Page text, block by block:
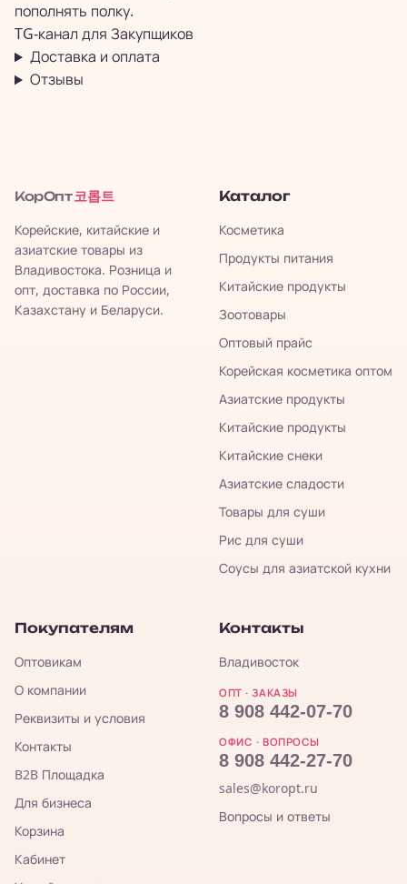
пополнять полку.
TG-канал для Закупщиков
Доставка и оплата
Отзывы
КорОпт 코롭트
Корейские, китайские и
азиатские товары из
Владивостока. Розница и
опт, доставка по России,
Казахстану и Беларуси.
Каталог
Косметика
Продукты питания
Китайские продукты
Зоотовары
Оптовый прайс
Корейская косметика оптом
Азиатские продукты
Китайские продукты
Китайские снеки
Азиатские сладости
Товары для суши
Рис для суши
Соусы для азиатской кухни
Покупателям
Оптовикам
О компании
Реквизиты и условия
Контакты
B2B Площадка
Для бизнеса
Корзина
Кабинет
Контакты
Владивосток
ОПТ · ЗАКАЗЫ
8 908 442-07-70
ОФИС · ВОПРОСЫ
8 908 442-27-70
sales@koropt.ru
Вопросы и ответы